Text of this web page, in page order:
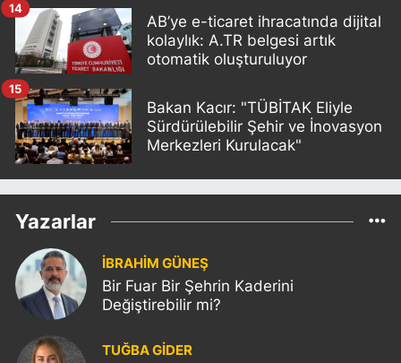
AB’ye e-ticaret ihracatında dijital
kolaylık: A.TR belgesi artık
otomatik oluşturuluyor
14
Bakan Kacır: "TÜBİTAK Eliyle
Sürdürülebilir Şehir ve İnovasyon
Merkezleri Kurulacak"
15
Yazarlar
İBRAHİM GÜNEŞ
Bir Fuar Bir Şehrin Kaderini
Değiştirebilir mi?
TUĞBA GİDER